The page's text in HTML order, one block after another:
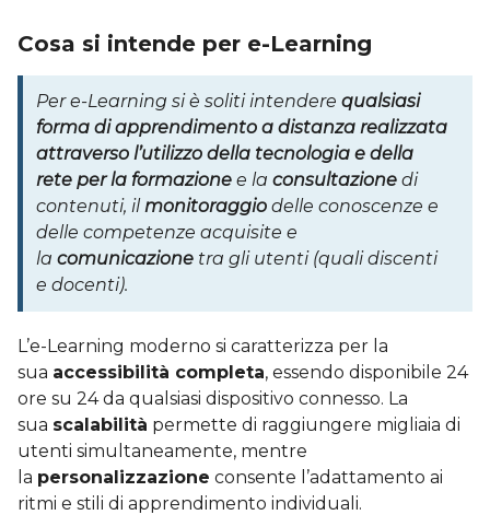
Cosa si intende per e-Learning
Per e-Learning si è soliti intendere qualsiasi
forma di apprendimento a distanza realizzata
attraverso l’utilizzo della tecnologia e della
rete per la formazione e la consultazione di
contenuti, il monitoraggio delle conoscenze e
delle competenze acquisite e
la comunicazione tra gli utenti (quali discenti
e docenti).
L’e-Learning moderno si caratterizza per la
sua accessibilità completa, essendo disponibile 24
ore su 24 da qualsiasi dispositivo connesso. La
sua scalabilità permette di raggiungere migliaia di
utenti simultaneamente, mentre
la personalizzazione consente l’adattamento ai
ritmi e stili di apprendimento individuali.